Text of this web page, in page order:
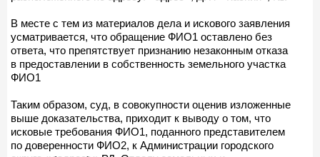
В месте с тем из материалов дела и искового заявления
усматривается, что обращение ФИО1 оставлено без
ответа, что препятствует признанию незаконным отказа
в предоставлении в собственность земельного участка
ФИО1
Таким образом, суд, в совокупности оценив изложенные
выше доказательства, приходит к выводу о том, что
исковые требования ФИО1, поданного представителем
по доверенности ФИО2, к Администрации городского